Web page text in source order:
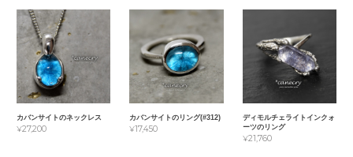
カバンサイトのネックレス
¥27,200
カバンサイトのリング(#312)
¥17,450
ディモルチェライトインクォ
ーツのリング
¥21,760